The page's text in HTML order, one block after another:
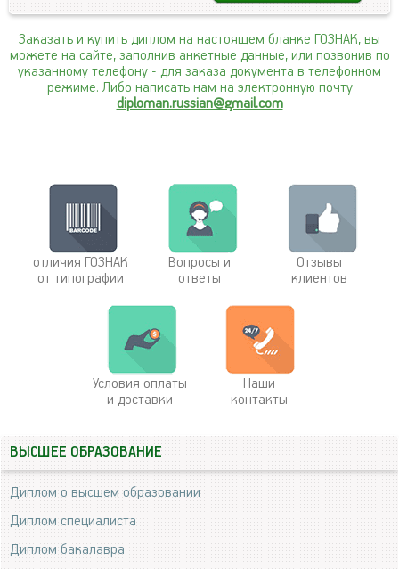
Заказать и купить диплом на настоящем бланке ГОЗНАК, вы
можете на сайте, заполнив анкетные данные, или позвонив по
указанному телефону - для заказа документа в телефонном
режиме. Либо написать нам на электронную почту
diploman.russian@gmail.com
отличия ГОЗНАК
от типографии
Вопросы и
ответы
Отзывы
клиентов
Условия оплаты
и доставки
Наши
контакты
ВЫСШЕЕ ОБРАЗОВАНИЕ
Диплом о высшем образовании
Диплом специалиста
Диплом бакалавра